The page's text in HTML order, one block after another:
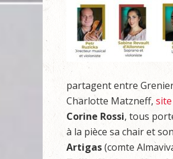
partagent entre
Charlotte Matzneff,
Corine Rossi, tous
à la pièce sa chair et
Artigas(comte